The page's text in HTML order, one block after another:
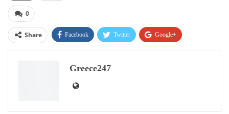
0
Share Facebook Twitter Google+
Greece247